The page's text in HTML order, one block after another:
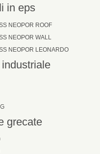
in eps
NEOPOR ROOF
NEOPOR WALL
NEOPOR LEONARDO
grecate